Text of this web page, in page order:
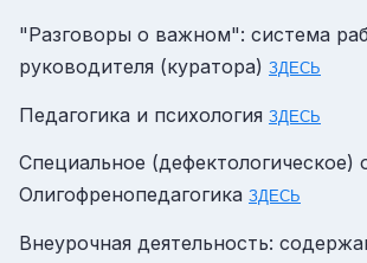
"Разговоры о важном": система
руководителя (куратора) ЗДЕСЬ
Педагогика и психология ЗДЕСЬ
Специальное (дефектологическое)
Олигофренопедагогика ЗДЕСЬ
Внеурочная деятельность: